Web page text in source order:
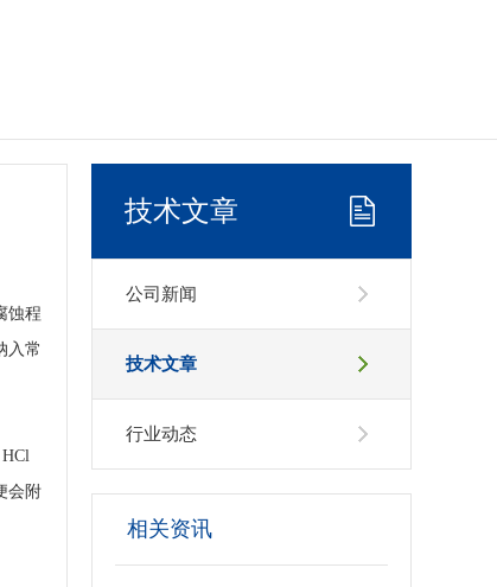
蚀程
入常
会附
技术文章
公司新闻
技术文章
行业动态
相关资讯